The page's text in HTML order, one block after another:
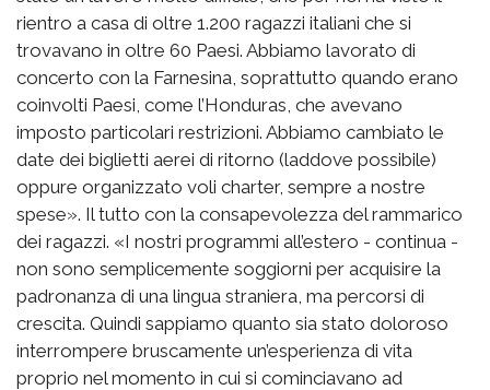
rientro a casa di oltre 1.200 ragazzi italiani che si
trovavano in oltre 60 Paesi. Abbiamo lavorato di
concerto con la Farnesina, soprattutto quando erano
coinvolti Paesi, come l’Honduras, che avevano
imposto particolari restrizioni. Abbiamo cambiato le
date dei biglietti aerei di ritorno (laddove possibile)
oppure organizzato voli charter, sempre a nostre
spese». Il tutto con la consapevolezza del rammarico
dei ragazzi. «I nostri programmi all’estero - continua -
non sono semplicemente soggiorni per acquisire la
padronanza di una lingua straniera, ma percorsi di
crescita. Quindi sappiamo quanto sia stato doloroso
interrompere bruscamente un’esperienza di vita
proprio nel momento in cui si cominciavano ad